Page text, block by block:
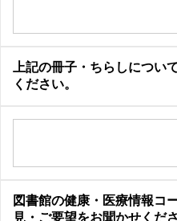
上記の冊子・ちらしについ
ください。
図書館の健康・医療情報コ
見・ご要望をお聞かせくださ